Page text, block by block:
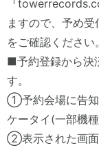
『
ますので、予め
をご確認ください。
■予約登録から決
す。
①予約会場に告知
ケータイ(一部機
②表示された画面